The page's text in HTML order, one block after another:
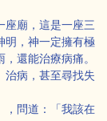
座廟，這是一座三
明，神一定擁有極
還能治療病痛。
治病，甚至尋找失
，問道：「我該在